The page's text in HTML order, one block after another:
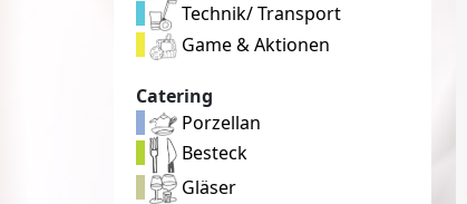
Technik/ Transport
Game & Aktionen
Catering
Porzellan
Besteck
Gläser